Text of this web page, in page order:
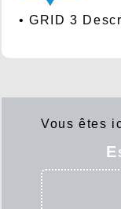
•GRID 3
Vous êtes